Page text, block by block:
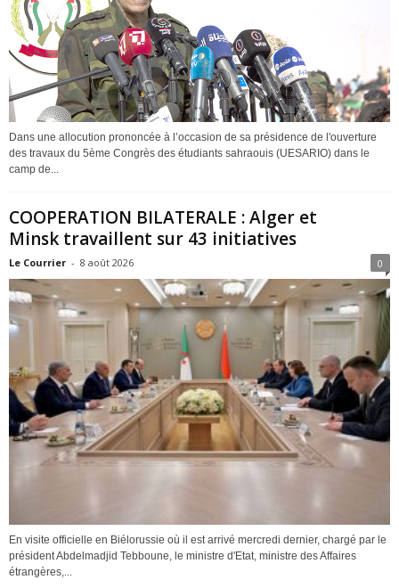
Dans une allocution prononcée à l’occasion de sa présidence de l'ouverture
des travaux du 5ème Congrès des étudiants sahraouis (UESARIO) dans le
camp de...
COOPERATION BILATERALE : Alger et
Minsk travaillent sur 43 initiatives
Le Courrier - 8 août 2026 0
En visite officielle en Biélorussie où il est arrivé mercredi dernier, chargé par le
président Abdelmadjid Tebboune, le ministre d'Etat, ministre des Affaires
étrangères,...